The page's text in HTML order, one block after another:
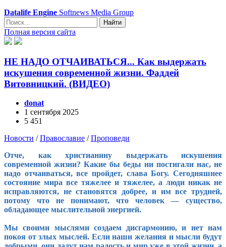
Datalife Engine Softnews Media Group
Найти
Полная версия сайта
НЕ НАДО ОТЧАИВАТЬСЯ... Как выдержать
искушения современной жизни. Фаддей
Витовницкий. (ВИДЕО)
donat
1 сентября 2025
5 451
Новости /Православие /Проповеди
Отче, как христианину выдержать искушения
современной жизни? Какие бы беды ни постигали нас, не
надо отчаиваться, все пройдет, слава Богу. Сегодняшнее
состояние мира все тяжелее и тяжелее, а люди никак не
исправляются, не становятся добрее, и им все трудней,
потому что не понимают, что человек — существо,
обладающее мыслительной энергией.
Мы своими мыслями создаем дисгармонию, и нет нам
покоя от злых мыслей. Если наши желания и мысли будут